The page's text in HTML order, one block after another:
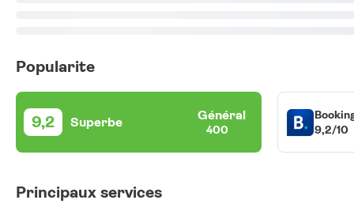
Popularite
9,2 Superbe Général
400
9,2/10
Principaux services